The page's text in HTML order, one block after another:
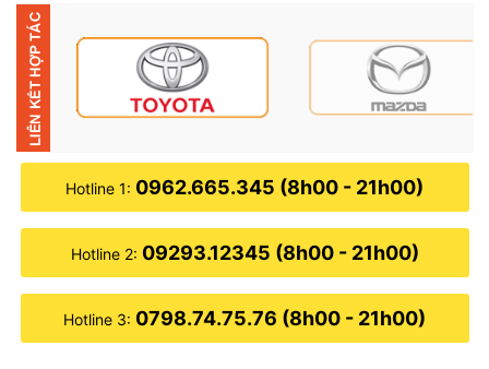
Hotline 1: 0962.665.345 (8h00 - 21h00)
Hotline 2: 09293.12345 (8h00 - 21h00)
Hotline 3: 0798.74.75.76 (8h00 - 21h00)